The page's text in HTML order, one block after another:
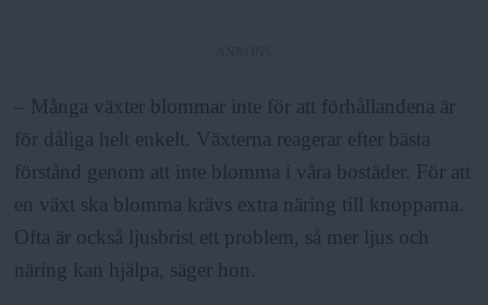
– Många växter blommar inte för att förhållandena är
för dåliga helt enkelt. Växterna reagerar efter bästa
förstånd genom att inte blomma i våra bostäder. För att
en växt ska blomma krävs extra näring till knopparna.
Ofta är också ljusbrist ett problem, så mer ljus och
näring kan hjälpa, säger hon.